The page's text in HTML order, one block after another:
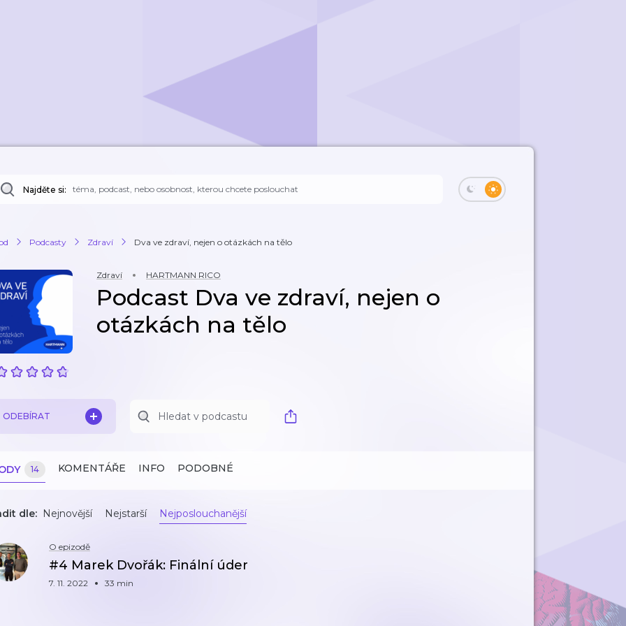
Najděte si:
Podcasty Zdraví Dva ve zdraví, nejen o otázkách na tělo
Zdraví HARTMANN RICO
Podcast Dva ve zdraví, nejen o
otázkách na tělo
ODEBÍRAT
14 KOMENTÁŘE INFO PODOBNÉ
dle: Nejnovější Nejstarší Nejposlouchanější
O epizodě
#4 Marek Dvořák: Finální úder
7. 11. 2022 33 min